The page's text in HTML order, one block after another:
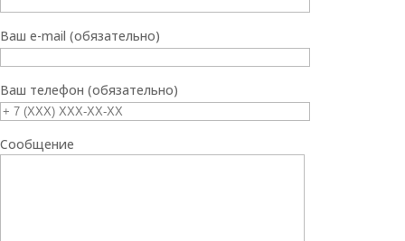
Ваш e-mail (обязательно)
Ваш телефон (обязательно)
Сообщение